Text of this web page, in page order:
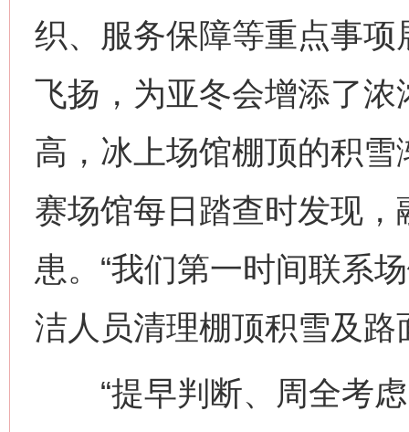
织、服务保障等重点事
飞扬，为亚冬会增添了
高，冰上场馆棚顶的积
赛场馆每日踏查时发现
患。“我们第一时间联系
洁人员清理棚顶积雪及路
“提早判断、周全考虑